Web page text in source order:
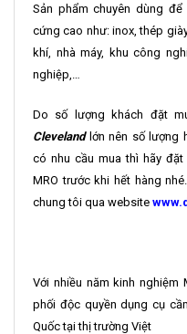
Sản phẩm chuyên dùng
cứng cao như: inox, thép
khí, nhà máy, khu công
nghiệp,…
Do số lượng khách đặt
Clevelandlớn nên số lượng
có nhu cầu mua thì hãy đặt
MRO trước khi hết hàng
chung tôi qua website
Với nhiều năm kinh nghiệm
phối độc quyền dụng cụ
Quốc tại thị trường Việt